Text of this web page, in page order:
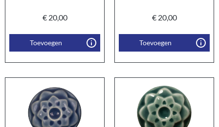
€20,00
Toevoegen
€20,00
Toevoegen